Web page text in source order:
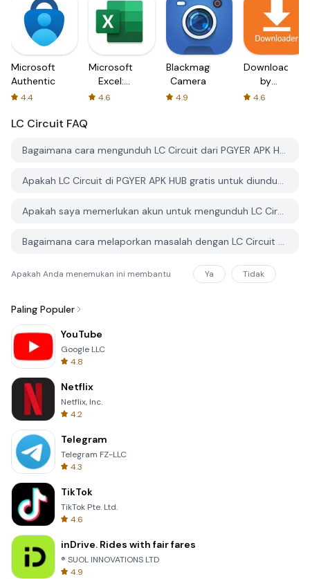
Microsoft
Authenticator
4.4
Microsoft
Excel:
Spreadsheets
4.6
Blackmagic
Camera
4.9
Downloader
by
AFTVnews
4.6
LC Circuit FAQ
Bagaimana cara mengunduh LC Circuit dari PGYER APK HUB?
Apakah LC Circuit di PGYER APK HUB gratis untuk diunduh?
Apakah saya memerlukan akun untuk mengunduh LC Circuit dari PGYER APK HUB?
Bagaimana cara melaporkan masalah dengan LC Circuit di PGYER APK HUB?
Apakah Anda menemukan ini membantu Ya Tidak
Paling Populer
YouTube
Google LLC
4.8
Netflix
Netflix, Inc.
4.2
Telegram
Telegram FZ-LLC
4.3
TikTok
TikTok Pte. Ltd.
4.6
inDrive. Rides with fair fares
® SUOL INNOVATIONS LTD
4.9